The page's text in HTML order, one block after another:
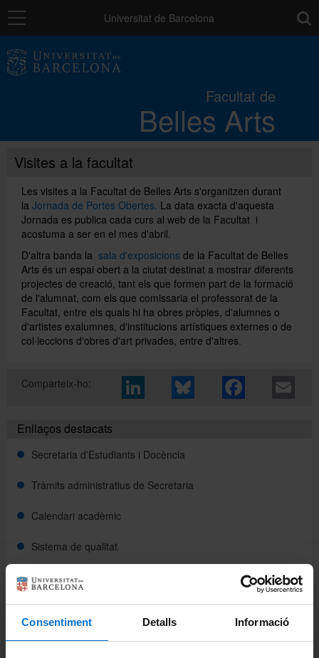
Consentiment Detalls Informació
Navegació Universitat de Barcelona
Facultat de
Belles Arts
Estudis
Internacional
Serveis
Sistema de qualitat
English
Visites a la facultat
Les visites a la Facultat de Belles Arts s'organitzen durant
la Jornada de Portes Obertes. La data exacta d'aquesta
Jornada es publica cada curs al web de la Facultat i
acostuma a ser en el mes d'abril.
D'altra banda la sala d'exposicions de la Facultat de Belles
Arts és un espai obert a la ciutat destinat a mostrar diferents
projectes de creació, tant els que formen part de la formació
de l'alumnat, com els que comissaria el professorat de la
Facultat, entre els quals hi ha obres pròpies, d'alumnes o
d'artistes exalumnes, d'institucions artístiques externes o de
col·leccions d'obres d'art privades, entre d'altres.
Comparteix-ho:
Enllaços destacats
Secretaria d'Estudiants i Docència
Tràmits administratius de Secretaria
Calendari acadèmic
Sistema de qualitat
Normatives
Pla d'acció tutorial
Reserva d'espais